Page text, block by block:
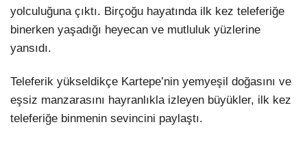
yolculuğuna çıktı. Birçoğu hayatında ilk kez teleferiğe
binerken yaşadığı heyecan ve mutluluk yüzlerine
yansıdı.
Teleferik yükseldikçe Kartepe’nin yemyeşil doğasını ve
eşsiz manzarasını hayranlıkla izleyen büyükler, ilk kez
teleferiğe binmenin sevincini paylaştı.